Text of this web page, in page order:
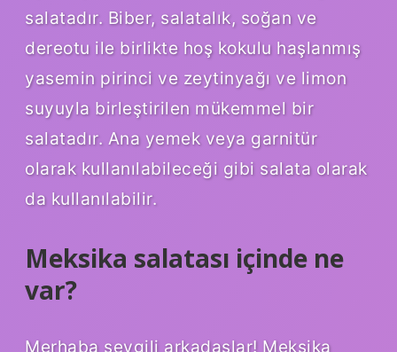
salatadır. Biber, salatalık, soğan ve
dereotu ile birlikte hoş kokulu haşlanmış
yasemin pirinci ve zeytinyağı ve limon
suyuyla birleştirilen mükemmel bir
salatadır. Ana yemek veya garnitür
olarak kullanılabileceği gibi salata olarak
da kullanılabilir.
Meksika salatası içinde ne
var?
Merhaba sevgili arkadaşlar! Meksika